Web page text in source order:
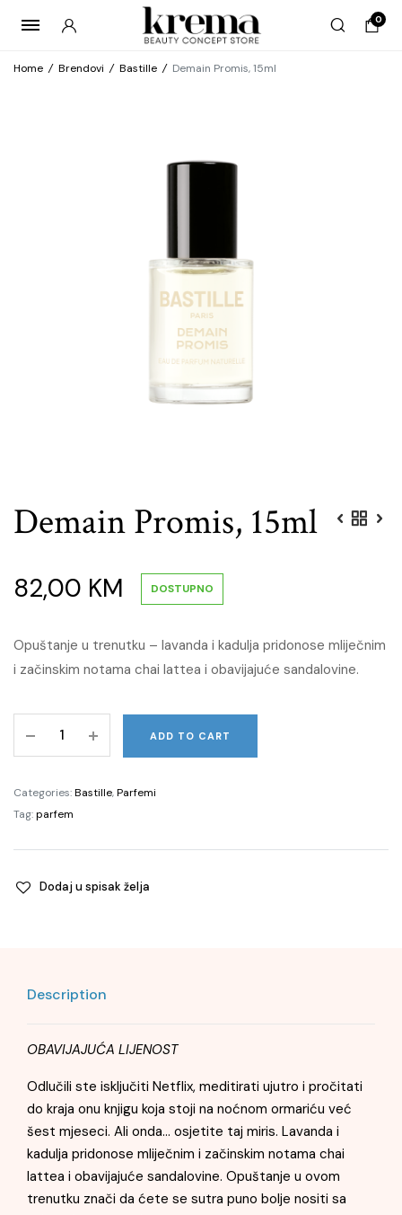
0
Home / Brendovi / Bastille / Demain Promis, 15ml
Demain Promis, 15ml
82,00 KM DOSTUPNO
Opuštanje u trenutku – lavanda i kadulja pridonose mliječnim
i začinskim notama chai lattea i obavijajuće sandalovine.
Promis,
quantity
ADD TO CART
Categories:Bastille,Parfemi
Tag:parfem
Dodaj u spisak želja
Description
OBAVIJAJUĆA LIJENOST
Odlučili ste isključiti Netflix, meditirati ujutro i pročitati
do kraja onu knjigu koja stoji na noćnom ormariću već
šest mjeseci. Ali onda… osjetite taj miris. Lavanda i
kadulja pridonose mliječnim i začinskim notama chai
lattea i obavijajuće sandalovine. Opuštanje u ovom
trenutku znači da ćete se sutra puno bolje nositi sa